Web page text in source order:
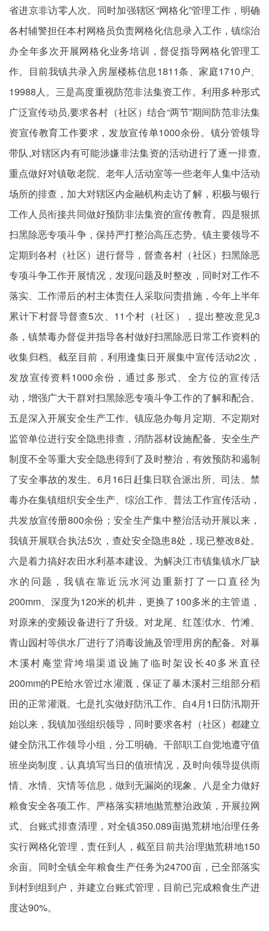
省进京非访零人次。同时加强辖区“网格化”管理工作，明确
各村辅警担任本村网格员负责网格化信息录入工作，镇综治
办全年多次开展网格化业务培训，督促指导网格化管理工
作。目前我镇共录入房屋楼栋信息1811条、家庭1710户、
19988人。三是高度重视防范非法集资工作。利用多种形式
广泛宣传动员,要求各村（社区）结合“两节”期间防范非法集
资宣传教育工作要求，发放宣传单1000余份。镇分管领导
带队,对辖区内有可能涉嫌非法集资的活动进行了逐一排查,
重点做好对镇敬老院、老年人活动室等一些老年人集中活动
场所的排查，加大对辖区内金融机构走访了解，积极与银行
工作人员衔接共同做好预防非法集资的宣传教育。四是狠抓
扫黑除恶专项斗争，保持严打整治高压态势。镇主要领导不
定期到各村（社区）进行督导，督查各村（社区）扫黑除恶
专项斗争工作开展情况，发现问题及时整改，同时对工作不
落实、工作滞后的村主体责任人采取问责措施，今年上半年
累计下村督导督查5次、11个村（社区），提出整改意见3
条，镇禁毒办督促并指导各村做好扫黑除恶日常工作资料的
收集归档。截至目前，利用逢集日开展集中宣传活动2次，
发放宣传资料1000余份，通过多形式、全方位的宣传活
动，增强广大干群对扫黑除恶专项斗争工作的了解和配合。
五是深入开展安全生产工作。镇应急办每月定期、不定期对
监管单位进行安全隐患排查，消防器材设施配备、安全生产
制度不全等重大安全隐患得到了及时整治，有效预防和遏制
了安全事故的发生。6月16日赶集日联合派出所、司法、禁
毒办在集镇组织安全生产、综治工作、普法工作宣传活动，
共发放宣传册800余份；安全生产集中整治活动开展以来，
我镇开展联合执法5次，查处安全隐患8处，现已整改8处。
六是着力搞好农田水利基本建设。为解决江市镇集镇水厂缺
水的问题，我镇在靠近沅水河边重新打了一口直径为
200mm、深度为120米的机井，更换了100多米的主管道，
对原来的变频设备进行了升级。对龙尾、红莲洑水、竹滩、
青山园村等供水厂进行了消毒设施及管理用房的配备。对暴
木溪村庵堂背垮塌渠道设施了临时架设长40多米直径
200mm的PE给水管过水灌溉，保证了暴木溪村三组部分稻
田的正常灌溉。七是扎实做好防汛工作。自4月1日防汛期开
始以来，我镇加强组织领导，同时要求各村（社区）都建立
健全防汛工作领导小组，分工明确。干部职工自觉地遵守值
班坐岗制度，认真填写当日的值班情况，及时向领导提供雨
情、水情、灾情等信息，做到无漏岗的现象。八是全力做好
粮食安全各项工作。严格落实耕地抛荒整治政策，开展拉网
式、台账式排查清理，对全镇350.089亩抛荒耕地治理任务
实行网格化管理，责任到人，截至目前共治理抛荒耕地150
余亩。同时全镇全年粮食生产任务为24700亩，已全部落实
到村到组到户，并建立台账式管理，目前已完成粮食生产进
度达90%。